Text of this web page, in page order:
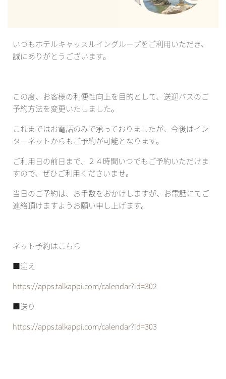
いつもホテルキャッスルイングループをご利用いただき、
誠にありがとうございます。
この度、お客様の利便性向上を目的として、送迎バスのご
予約方法を変更いたしました。
これまではお電話のみで承っておりましたが、今後はイン
ターネットからもご予約が可能となります。
ご利用日の前日まで、２４時間いつでもご予約いただけま
すので、ぜひご利用くださいませ。
当日のご予約は、お手数をおかけしますが、お電話にてご
連絡頂けますようお願い申し上げます。
ネット予約はこちら
■迎え
https://apps.talkappi.com/calendar?id=302
■送り
https://apps.talkappi.com/calendar?id=303